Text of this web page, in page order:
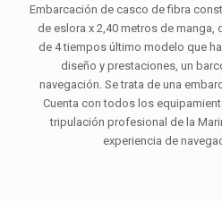
Embarcación de casco de fibra
de eslora x 2,40 metros de manga,
de 4 tiempos último modelo que
diseño y prestaciones, un
navegación. Se trata de una
Cuenta con todos los
tripulación profesional de la
experiencia de